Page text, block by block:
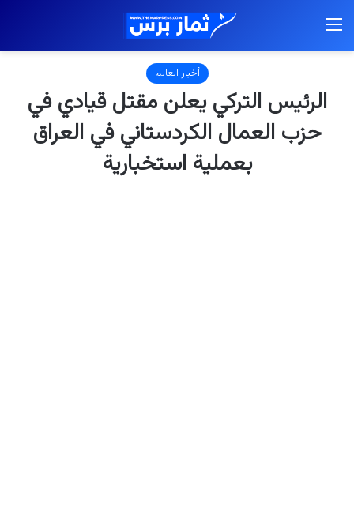
أخبار العالم
الرئيس التركي يعلن مقتل قيادي في
حزب العمال الكردستاني في العراق
بعملية استخبارية